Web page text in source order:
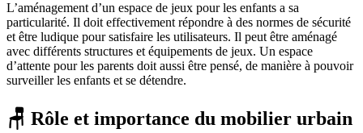
L’aménagement d’un espace de jeux pour les enfants a sa
particularité. Il doit effectivement répondre à des normes de sécurité
et être ludique pour satisfaire les utilisateurs. Il peut être aménagé
avec différents structures et équipements de jeux. Un espace
d’attente pour les parents doit aussi être pensé, de manière à pouvoir
surveiller les enfants et se détendre.
🪑 Rôle et importance du mobilier urbain